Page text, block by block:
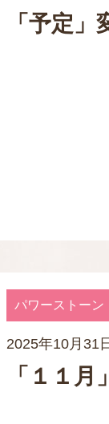
「予定」
パワーストーン
2025年10月31
「１１月